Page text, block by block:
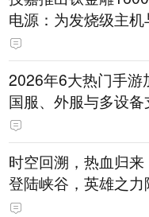
电源：为发烧级主
打造旗舰供电方案
2026年6大热门手游
国服、外服与多设备
时空回溯，热血归
登陆峡谷，英雄之
斗！